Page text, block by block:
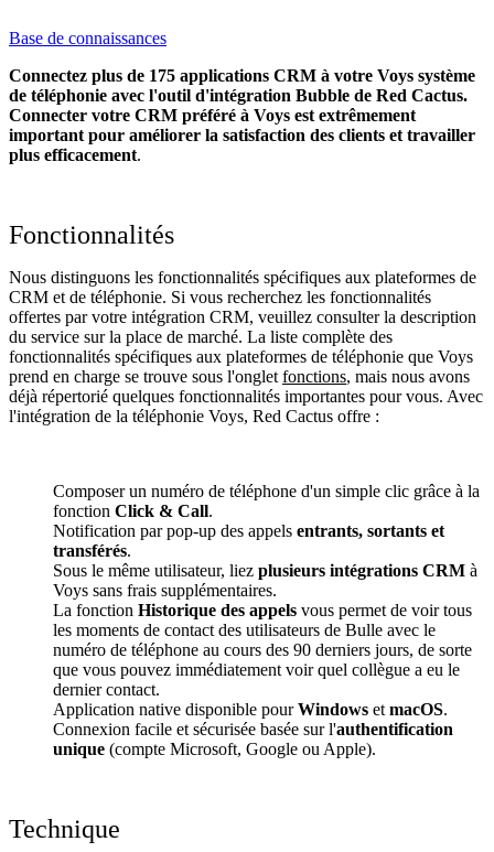
Base de connaissances
Connectez plus de 175 applications CRM à votre Voys système
de téléphonie avec l'outil d'intégration Bubble de Red Cactus.
Connecter votre CRM préféré à Voys est extrêmement
important pour améliorer la satisfaction des clients et travailler
plus efficacement.
Fonctionnalités
Nous distinguons les fonctionnalités spécifiques aux plateformes de
CRM et de téléphonie. Si vous recherchez les fonctionnalités
offertes par votre intégration CRM, veuillez consulter la description
du service sur la place de marché. La liste complète des
fonctionnalités spécifiques aux plateformes de téléphonie que Voys
prend en charge se trouve sous l'onglet fonctions, mais nous avons
déjà répertorié quelques fonctionnalités importantes pour vous. Avec
l'intégration de la téléphonie Voys, Red Cactus offre :
Composer un numéro de téléphone d'un simple clic grâce à la
fonction Click & Call.
Notification par pop-up des appels entrants, sortants et
transférés.
Sous le même utilisateur, liez plusieurs intégrations CRM à
Voys sans frais supplémentaires.
La fonction Historique des appels vous permet de voir tous
les moments de contact des utilisateurs de Bulle avec le
numéro de téléphone au cours des 90 derniers jours, de sorte
que vous pouvez immédiatement voir quel collègue a eu le
dernier contact.
Application native disponible pourWindows et macOS.
Connexion facile et sécurisée basée sur l'authentification
unique (compte Microsoft, Google ou Apple).
Technique